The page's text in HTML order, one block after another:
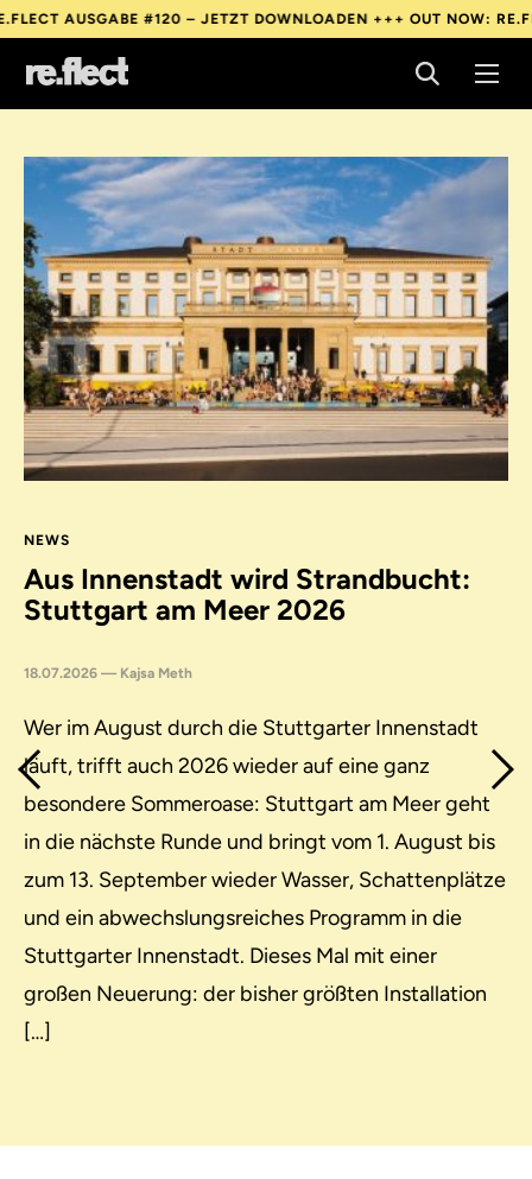
#120 – JETZT DOWNLOADEN +++OUT NOW: RE.FLECT
#120 – JETZT DOWNLOADEN +++
Previous
NEWS
Aus Innenstadt wird Strandbucht:
Stuttgart am Meer 2026
18.07.2026 — Kajsa Meth
Wer im August durch die Stuttgarter Innenstadt
läuft, trifft auch 2026 wieder auf eine ganz
besondere Sommeroase: Stuttgart am Meer geht
in die nächste Runde und bringt vom 1. August bis
zum 13. September wieder Wasser, Schattenplätze
und ein abwechslungsreiches Programm in die
Stuttgarter Innenstadt. Dieses Mal mit einer
großen Neuerung: der bisher größten Installation
[…]
Next